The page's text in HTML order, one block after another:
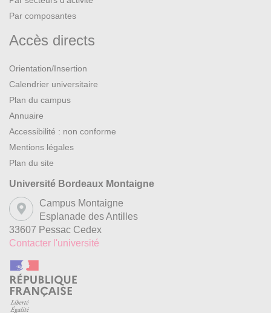
Par composantes
Accès directs
Orientation/Insertion
Calendrier universitaire
Plan du campus
Annuaire
Accessibilité : non conforme
Mentions légales
Plan du site
Université Bordeaux Montaigne
Campus Montaigne
Esplanade des Antilles
33607 Pessac Cedex
Contacter l'université